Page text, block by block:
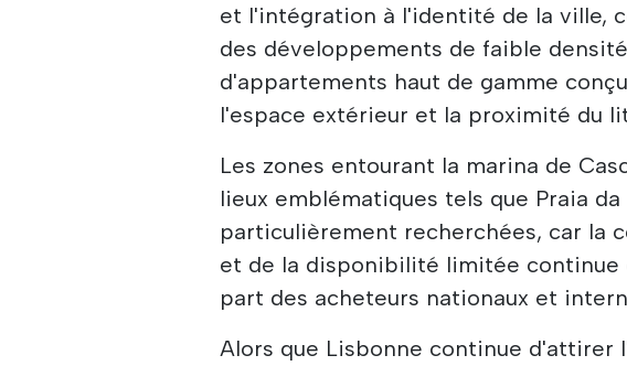
et l'intégration à l'identité de la ville,
des développements de faible
d'appartements haut de gamme
l'espace extérieur et la proximité du
Les zones entourant la marina de
lieux emblématiques tels que Praia
particulièrement recherchées, car la
et de la disponibilité limitée
part des acheteurs nationaux et
Alors que Lisbonne continue